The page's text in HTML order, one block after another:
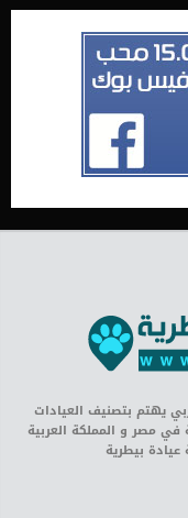
يهتم بتصنيف العيادات
في مصر و المملكة العربية
بيطرية